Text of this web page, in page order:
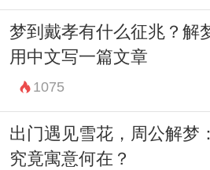
梦到戴孝有什么征兆？解
用中文写一篇文章
1075
出门遇见雪花，周公解梦：
究竟寓意何在？